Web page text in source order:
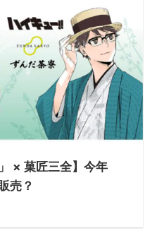
× 菓匠三全】今年
売？